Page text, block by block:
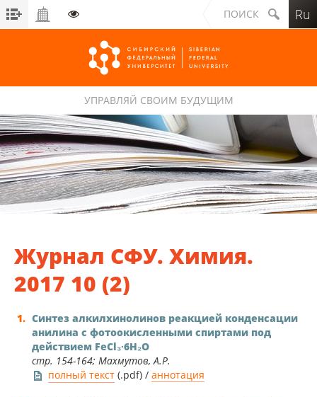
Сибирский федеральный университет
УПРАВЛЯЙ СВОИМ БУДУЩИМ
Журнал СФУ. Химия.
2017 10 (2)
Синтез алкилхинолинов реакцией конденсации
анилина с фотоокисленными спиртами под
действием FeCl₃∙6H₂O
стр. 154-164; Махмутов, А.Р.
полный текст (.pdf) / аннотация
ПОИСК Ru